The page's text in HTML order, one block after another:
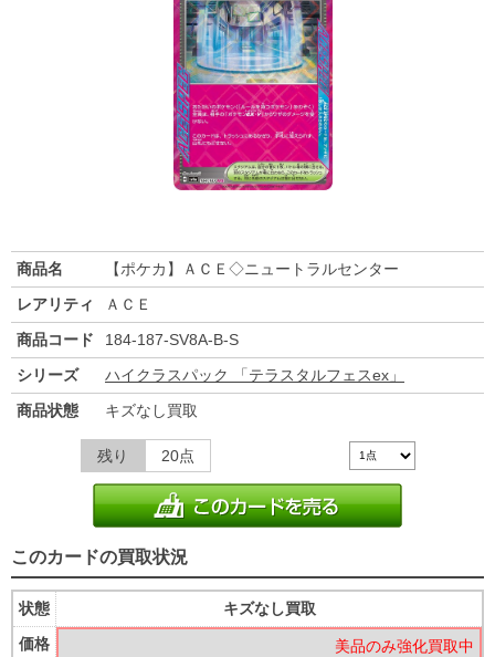
商品名
【ポケカ】ＡＣＥ◇ニュートラルセンター
レアリティ
ＡＣＥ
商品コード
184-187-SV8A-B-S
シリーズ
ハイクラスパック 「テラスタルフェスex」
商品状態
キズなし買取
残り 20点
このカードの買取状況
状態
価格
キズなし買取
美品のみ強化買取中